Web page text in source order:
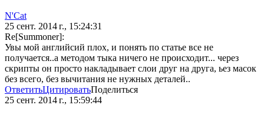
N'Cat
25 сент. 2014 г., 15:24:31
Re[Summoner]:
Увы мой английсий плох, и понять по статье все не
получается..а методом тыка ничего не происходит... через
скрипты он просто накладывает слои друг на друга, ьез масок
без всего, без вычитания не нужных деталей..
ОтветитьЦитироватьПоделиться
25 сент. 2014 г., 15:59:44